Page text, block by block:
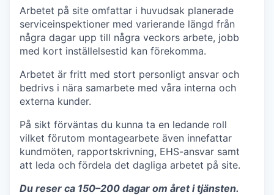
Arbetet på site omfattar i huvudsak planerade
serviceinspektioner med varierande längd från
några dagar upp till några veckors arbete, jobb
med kort inställelsestid kan förekomma.
Arbetet är fritt med stort personligt ansvar och
bedrivs i nära samarbete med våra interna och
externa kunder.
På sikt förväntas du kunna ta en ledande roll
vilket förutom montagearbete även innefattar
kundmöten, rapportskrivning, EHS-ansvar samt
att leda och fördela det dagliga arbetet på site.
Du reser ca 150–200 dagar om året i tjänsten.